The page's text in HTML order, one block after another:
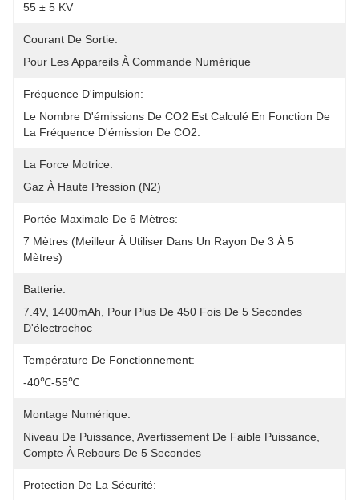
55 ± 5 KV
Courant De Sortie:
Pour Les Appareils À Commande Numérique
Fréquence D'impulsion:
Le Nombre D'émissions De CO2 Est Calculé En Fonction De
La Fréquence D'émission De CO2.
La Force Motrice:
Gaz À Haute Pression (N2)
Portée Maximale De 6 Mètres:
7 Mètres (meilleur À Utiliser Dans Un Rayon De 3 À 5
Mètres)
Batterie:
7.4V, 1400mAh, Pour Plus De 450 Fois De 5 Secondes
D'électrochoc
Température De Fonctionnement:
-40℃-55℃
Montage Numérique:
Niveau De Puissance, Avertissement De Faible Puissance,
Compte À Rebours De 5 Secondes
Protection De La Sécurité: